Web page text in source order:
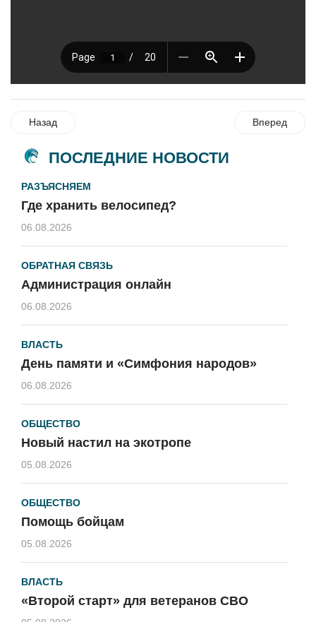
Назад Вперед
ПОСЛЕДНИЕ НОВОСТИ
РАЗЪЯСНЯЕМ
Где хранить велосипед?
06.08.2026
ОБРАТНАЯ СВЯЗЬ
Администрация онлайн
06.08.2026
ВЛАСТЬ
День памяти и «Симфония народов»
06.08.2026
ОБЩЕСТВО
Новый настил на экотропе
05.08.2026
ОБЩЕСТВО
Помощь бойцам
05.08.2026
ВЛАСТЬ
«Второй старт» для ветеранов СВО